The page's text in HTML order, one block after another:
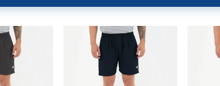
Vhodné pro kluby, školy, kempy i svazy
pro široké spektrum sportovních organizací – od
, které hledají pohodlné a praktické oblečení. Po registraci
klubové ceny